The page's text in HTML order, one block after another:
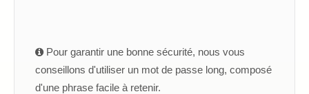
Pour garantir une bonne sécurité, nous vous
conseillons d'utiliser un mot de passe long, composé
d'une phrase facile à retenir.